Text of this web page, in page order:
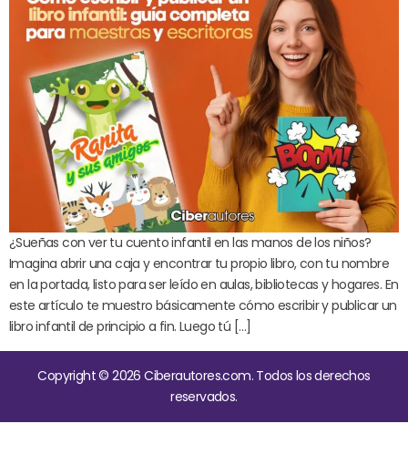
¿Sueñas con ver tu cuento infantil en las manos de los niños?
Imagina abrir una caja y encontrar tu propio libro, con tu nombre
en la portada, listo para ser leído en aulas, bibliotecas y hogares. En
este artículo te muestro básicamente cómo escribir y publicar un
libro infantil de principio a fin. Luego tú […]
Copyright © 2026 Ciberautores.com. Todos los derechos
reservados.